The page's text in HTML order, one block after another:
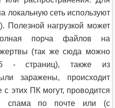
локальную сеть используют
Полезной нагрузкой может
порча файлов на
(так же сюда можно
- страниц), также из
заражены, происходит
с этих ПК могут, проводится
спама по почте или (с